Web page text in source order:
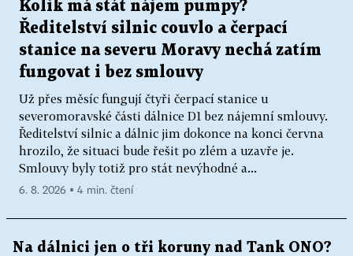
Kolik má stát nájem pumpy?
Ředitelství silnic couvlo a čerpací
stanice na severu Moravy nechá zatím
fungovat i bez smlouvy
Už přes měsíc fungují čtyři čerpací stanice u
severomoravské části dálnice D1 bez nájemní smlouvy.
Ředitelství silnic a dálnic jim dokonce na konci června
hrozilo, že situaci bude řešit po zlém a uzavře je.
Smlouvy byly totiž pro stát nevýhodné a...
6. 8. 2026 ▪ 4 min. čtení
Na dálnici jen o tři koruny nad Tank ONO?